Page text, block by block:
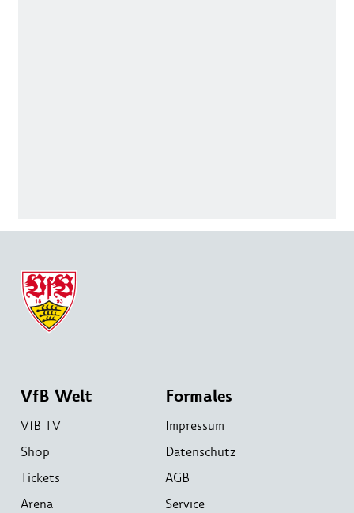
VfB Welt
VfB TV
Shop
Tickets
Arena
Formales
Impressum
Datenschutz
AGB
Service